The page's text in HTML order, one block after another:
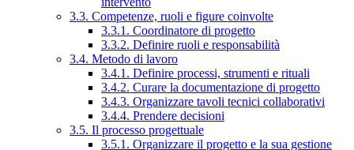
3.3. Competenze, ruoli e figure coinvolte
3.3.1. Coordinatore di progetto
3.3.2. Definire ruoli e responsabilità
3.4. Metodo di lavoro
3.4.1. Definire processi, strumenti e rituali
3.4.2. Curare la documentazione di progetto
3.4.3. Organizzare tavoli tecnici collaborativi
3.4.4. Prendere decisioni
3.5. Il processo progettuale
3.5.1. Organizzare il progetto e la sua gestione